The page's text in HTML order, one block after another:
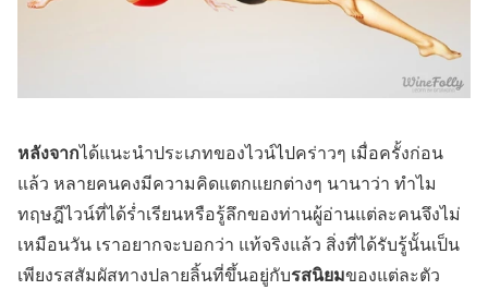
หลังจากได้แนะนำประเภทของไวน์ไปคร่าวๆ เมื่อครั้งก่อน
แล้ว หลายคนคงมีความคิดแตกแยกต่างๆ นานาว่า ทำไม
ทฤษฎีไวน์ที่ได้ร่ำเรียนหรือรู้ลึกของท่านผู้อ่านแต่ละคนจึงไม่
เหมือนวัน เราอยากจะบอกว่า แท้จริงแล้ว สิ่งที่ได้รับรู้นั้นเป็น
เพียงรสสัมผัสทางปลายลิ้นที่ขึ้นอยู่กับรสนิยมของแต่ละตัว